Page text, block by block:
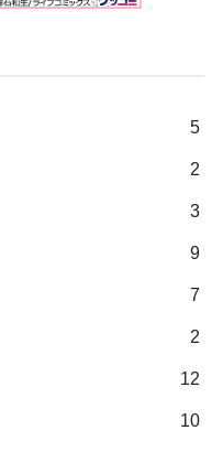
5
2
3
9
7
2
12
10